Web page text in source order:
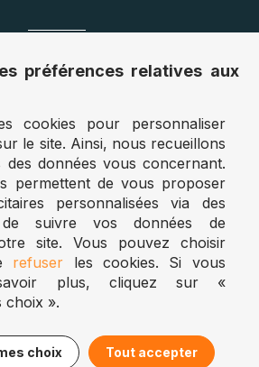
Ajouter au panier
Nos sites
:www.puzzle.at
:www.puzzle.be
:
www.jigsawpuzzle.co.uk
revendeurs / détaillants
avez un magasin ?
accéder à nos prix revendeurs ?
Puzzle.be 2025
préférences relatives aux
cookies pour personnaliser
le site. Ainsi, nous recueillons
des données vous concernant.
permettent de vous proposer
personnalisées via des
suivre vos données de
site. Vous pouvez choisir
refuser les cookies. Si vous
plus, cliquez sur «
choix ».
choix Tout accepter